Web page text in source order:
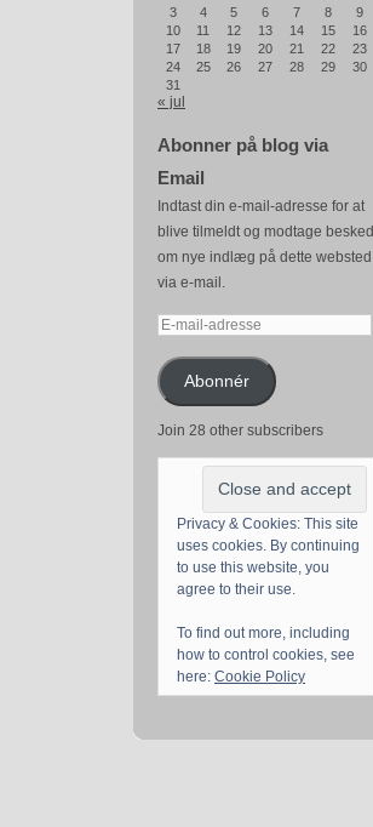
3
4 5 6 7 8
9
10
11 12 13 14 15
16
17
18 19 20 21 22
23
24
25 26 27 28 29
30
31
« jul
Abonner på blog via
Email
Indtast din e-mail-adresse for at
blive tilmeldt og modtage besked
om nye indlæg på dette websted
via e-mail.
E-
adresseAbonnér
Join 28 other subscribers
Privacy & Cookies: This site
uses cookies. By continuing
to use this website, you
agree to their use.
To find out more, including
how to control cookies, see
here: Cookie Policy